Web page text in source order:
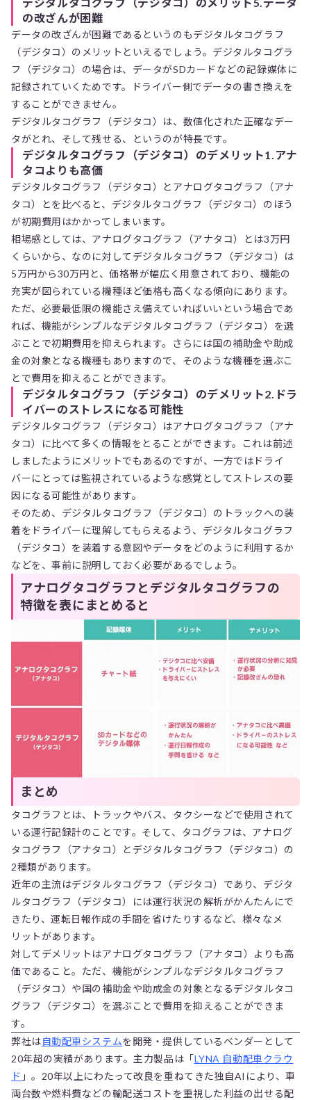
デジタルタコグラフ（デジタコ）のメリット5.データ
の改ざんが困難
データの改ざんが困難であるというのもデジタルタコグラフ
（デジタコ）のメリットといえるでしょう。デジタルタコグラ
フ（デジタコ）の場合は、データがSDカードなどの記録媒体に
記録されていくためです。ドライバー側でデータの書き換えを
することができません。
デジタルタコグラフ（デジタコ）は、数値化された正確なデー
タがとれ、そして残せる、というのが特長です。
デジタルタコグラフ（デジタコ）のデメリット1.アナ
タコよりも高価
デジタルタコグラフ（デジタコ）とアナログタコグラフ（アナ
タコ）とを比べると、デジタルタコグラフ（デジタコ）のほう
が初期費用はかかってしまいます。
相場感としては、アナログタコグラフ（アナタコ）とは3万円
くらいから、なのに対してデジタルタコグラフ（デジタコ）は
5万円から30万円と、価格帯が幅広く用意されており、機能の
充実が図られている機種ほど価格も高くなる傾向にあります。
ただ、必要最低限の機能さえ備えていればいいという場合であ
れば、機能がシンプルなデジタルタコグラフ（デジタコ）を選
ぶことで初期費用を抑えられます。さらには国の補助金や助成
金の対象となる機種もありますので、そのような機種を選ぶこ
とで費用を抑えることができます。
デジタルタコグラフ（デジタコ）のデメリット2.ドラ
イバーのストレスになる可能性
デジタルタコグラフ（デジタコ）はアナログタコグラフ（アナ
タコ）に比べて多くの情報をとることができます。これは前述
しましたようにメリットでもあるのですが、一方ではドライ
バーにとっては監視されているような感覚としてストレスの要
因になる可能性があります。
そのため、デジタルタコグラフ（デジタコ）のトラックへの装
着をドライバーに理解してもらえるよう、デジタルタコグラフ
（デジタコ）を装着する意図やデータをどのように利用するか
などを、事前に説明しておく必要があるでしょう。
アナログタコグラフとデジタルタコグラフの
特徴を表にまとめると
まとめ
タコグラフとは、トラックやバス、タクシーなどで使用されて
いる運行記録計のことです。そして、タコグラフは、アナログ
タコグラフ（アナタコ）とデジタルタコグラフ（デジタコ）の
2種類があります。
近年の主流はデジタルタコグラフ（デジタコ）であり、デジタ
ルタコグラフ（デジタコ）には運行状況の解析がかんたんにで
きたり、運転日報作成の手間を省けたりするなど、様々なメ
リットがあります。
対してデメリットはアナログタコグラフ（アナタコ）よりも高
価であること。ただ、機能がシンプルなデジタルタコグラフ
（デジタコ）や国の補助金や助成金の対象となるデジタルタコ
グラフ（デジタコ）を選ぶことで費用を抑えることができま
す。
弊社は自動配車システムを開発・提供しているベンダーとして
20年超の実績があります。主力製品は「LYNA 自動配車クラウ
ド 」。20年以上にわたって改良を重ねてきた独自AIにより、車
両台数や燃料費などの輸配送コストを重視した利益の出せる配